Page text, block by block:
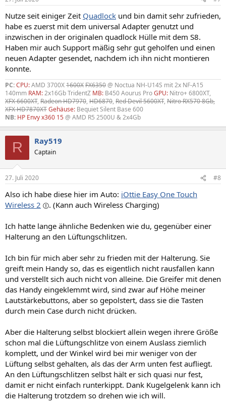
Nutze seit einiger Zeit Quadlock und bin damit sehr zufrieden,
habe es zuerst mit dem universal Adapter genutzt und
inzwischen in der originalen quadlock Hülle mit dem S8.
Haben mir auch Support mäßig sehr gut geholfen und einen
neuen Adapter gesendet, nachdem ich ihn nicht montieren
konnte.
PC:CPU:AMD 3700X1600XFX6350@ Noctua NH-U14S mit 2x NF-A15
140mm RAM:2x16Gb TridentZ MB: B450 Aourus ProGPU: Nitro+ 6800XT,
XFX 6600XT, Radeon HD7970, HD6870, Red Devil 5600XT, Nitro RX570 8Gb,
XFX HD7870XTGehäuse: Bequiet Silent Base 600
NB: HP Envy x360 15@ AMD R5 2500U & 2x4Gb
R Ray519
Captain
27. Juli 2020 #8
Also ich habe diese hier im Auto: iOttie Easy One Touch
Wireless 2
. (Kann auch Wireless Charging)
Ich hatte lange ähnliche Bedenken wie du, gegenüber einer
Halterung an den Lüftungschlitzen.
Ich bin für mich aber sehr zu frieden mit der Halterung. Sie
greift mein Handy so, das es eigentlich nicht rausfallen kann
und verstellt sich auch nicht von alleine. Die Greifer mit denen
das Handy eingeklemmt wird, sind zwar auf Höhe meiner
Lautstärkebuttons, aber so gepolstert, dass sie die Tasten
durch mein Case durch nicht drücken.
Aber die Halterung selbst blockiert allein wegen ihrere Größe
schon mal die Lüftungschlitze von einem Auslass ziemlich
komplett, und der Winkel wird bei mir weniger von der
Lüftung selbst gehalten, als das der Arm unten fest aufliegt.
An den Lüftungschlitzen selbst hält er sich quasi nur fest,
damit er nicht einfach runterkippt. Dank Kugelgelenk kann ich
die Halterung trotzdem so drehen wie ich will.